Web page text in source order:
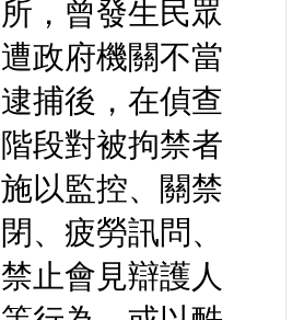
所，曾發生民眾
遭政府機關不當
逮捕後，在偵查
階段對被拘禁者
施以監控、關禁
閉、疲勞訊問、
禁止會見辯護人